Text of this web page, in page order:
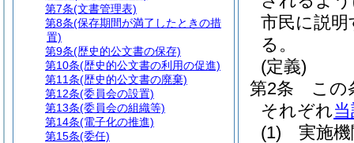
市民に説
る。
(定義)
第2条
この
それぞれ
(1)
実施
第7条(文書管理表)
第8条(保存期間が満了したときの措
置)
第9条(歴史的公文書の保存)
第10条(歴史的公文書の利用の促進)
第11条(歴史的公文書の廃棄)
第12条(委員会の設置)
第13条(委員会の組織等)
第14条(電子化の推進)
第15条(委任)